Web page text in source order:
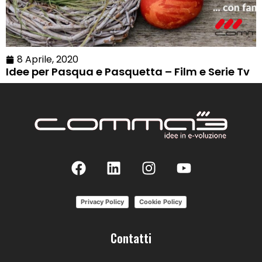
8 Aprile, 2020
Idee per Pasqua e Pasquetta – Film e Serie Tv
Privacy Policy Cookie Policy
Contatti